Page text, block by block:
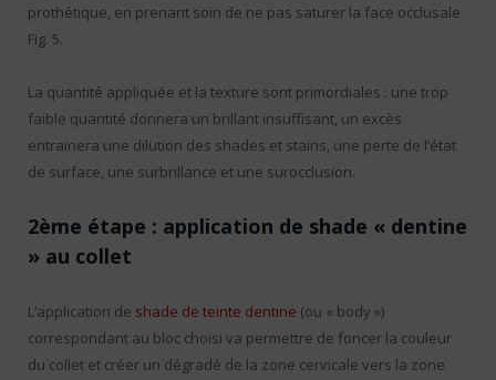
prothétique, en prenant soin de ne pas saturer la face occlusale
Fig. 5.
La quantité appliquée et la texture sont primordiales : une trop
faible quantité donnera un brillant insuffisant, un excès
entrainera une dilution des shades et stains, une perte de l’état
de surface, une surbrillance et une surocclusion.
2ème étape : application de shade « dentine
» au collet
L’application de shade de teinte dentine (ou « body »)
correspondant au bloc choisi va permettre de foncer la couleur
du collet et créer un dégradé de la zone cervicale vers la zone